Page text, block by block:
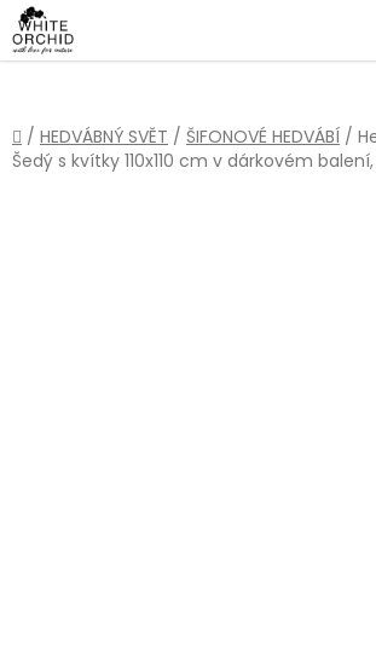
Přejít
na
obsah
Domů
/ HEDVÁBNÝ SVĚT / ŠIFONOVÉ HEDVÁBÍ /
Šedý s kvítky 110x110 cm v dárkovém balení,